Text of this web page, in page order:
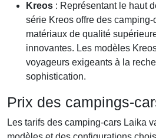
Kreos : Représentant le haut
série Kreos offre des
matériaux de qualité
innovantes. Les modèles
voyageurs exigeants à la
sophistication.
Prix des campings-
Les tarifs des camping-cars Laika